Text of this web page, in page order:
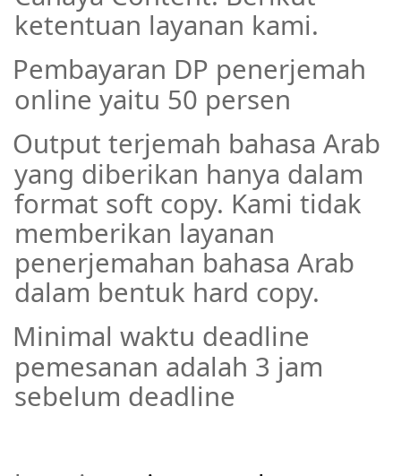
ketentuan layanan kami.
Pembayaran DP penerjemah
online yaitu 50 persen
Output terjemah bahasa Arab
yang diberikan hanya dalam
format soft copy. Kami tidak
memberikan layanan
penerjemahan bahasa Arab
dalam bentuk hard copy.
Minimal waktu deadline
pemesanan adalah 3 jam
sebelum deadline